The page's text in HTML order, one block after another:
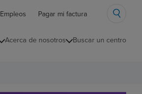
Empleos Pagar mi factura
Acerca de nosotros Buscar un centro